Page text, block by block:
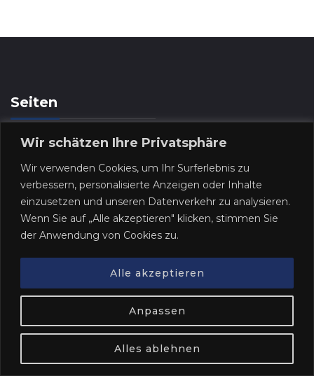
Wir schätzen Ihre Privatsphäre
Wir verwenden Cookies, um Ihr Surferlebnis zu
verbessern, personalisierte Anzeigen oder Inhalte
einzusetzen und unseren Datenverkehr zu analysieren.
Wenn Sie auf „Alle akzeptieren" klicken, stimmen Sie
der Anwendung von Cookies zu.
Anpassen
Alles ablehnen
Alle akzeptieren
Seiten
Bitcoin Bodensee 2025
Impressum
Privacy Policy
© Copyright 2026Bitcoin ₿odensee
Reserved.Privacy Policy